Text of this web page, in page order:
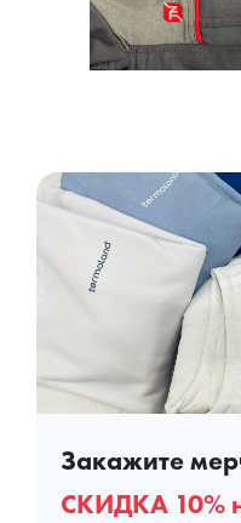
Закажите
СКИДКА 10%